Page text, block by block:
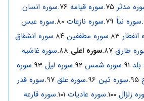
مدثر ۷۵. سوره قیامه
سوره انسان
سوره نبأ سوره نازعات ۸۰.
سوره عبس
سوره مطففین ۸۴.
سوره انشقاق
طارق سوره اعلی
سوره غاشیه
سوره شمس سوره لیل
سوره
سوره تین سوره علق
سوره قدر
زلزال سوره عادیات
سوره قارعه